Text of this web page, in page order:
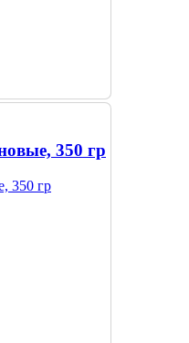
350 гр